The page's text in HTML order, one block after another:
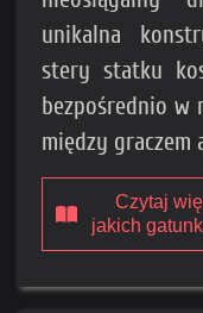
unikalna
stery statku
bezpośrednio w
między graczem
Czytaj
jakich